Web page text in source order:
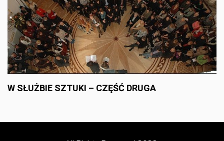
W SŁUŻBIE SZTUKI – CZĘŚĆ DRUGA